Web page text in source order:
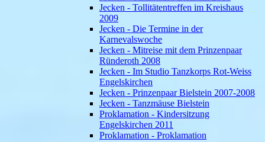
Jecken - Tollitätentreffen im Kreishaus
2009
Jecken - Die Termine in der
Karnevalswoche
Jecken - Mitreise mit dem Prinzenpaar
Ründeroth 2008
Jecken - Im Studio Tanzkorps Rot-Weiss
Engelskirchen
Jecken - Prinzenpaar Bielstein 2007-2008
Jecken - Tanzmäuse Bielstein
Proklamation - Kindersitzung
Engelskirchen 2011
Proklamation - Proklamation